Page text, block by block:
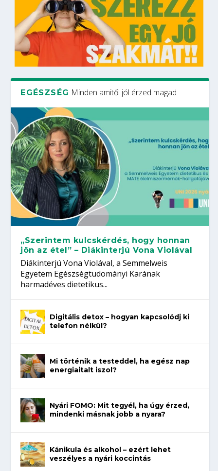
EGÉSZSÉG Minden amitől jól érzed magad
„Szerintem kulcskérdés, hogy honnan
jön az étel” – Diákinterjú Vona Violával
Diákinterjú Vona Violával, a Semmelweis
Egyetem Egészségtudományi Karának
harmadéves dietetikus...
Digitális detox – hogyan kapcsolódj ki
telefon nélkül?
Mi történik a testeddel, ha egész nap
energiaitalt iszol?
Nyári FOMO: Mit tegyél, ha úgy érzed,
mindenki másnak jobb a nyara?
Kánikula és alkohol – ezért lehet
veszélyes a nyári koccintás